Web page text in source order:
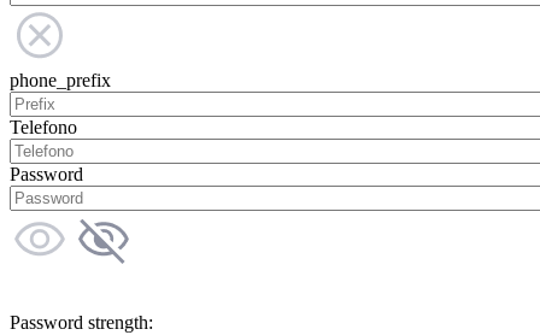
phone_prefix
Telefono
Password
Password strength: